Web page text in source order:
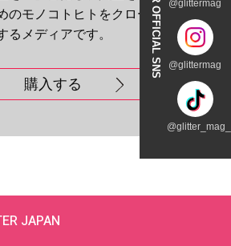
@glittermag
@glittermag
のモノコトヒトをクロー
るメディアです。
購入する
JAPAN